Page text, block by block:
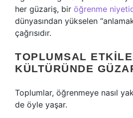
her güzariş, bir öğrenme
dünyasından yükselen
çağrısıdır.
TOPLUMSAL
KÜLTÜRÜNDE
Toplumlar, öğrenmeye nasıl
de öyle yaşar.